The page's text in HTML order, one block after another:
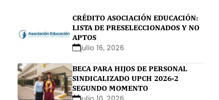
CRÉDITO ASOCIACIÓN EDUCACIÓN:
LISTA DE PRESELECCIONADOS Y NO
APTOS
julio 16, 2026
BECA PARA HIJOS DE PERSONAL
SINDICALIZADO UPCH 2026-2
SEGUNDO MOMENTO